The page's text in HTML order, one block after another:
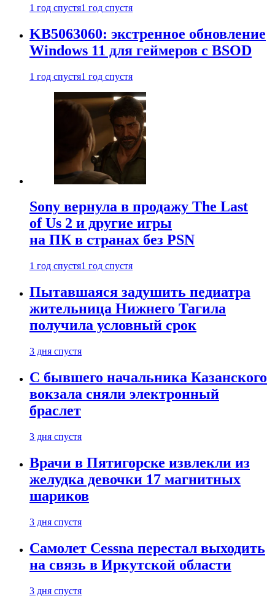
1 год спустя1 год спустя
KB5063060: экстренное обновление
Windows 11 для геймеров с BSOD
1 год спустя1 год спустя
Sony вернула в продажу The Last
of Us 2 и другие игры
на ПК в странах без PSN
1 год спустя1 год спустя
Пытавшаяся задушить педиатра
жительница Нижнего Тагила
получила условный срок
3 дня спустя
С бывшего начальника Казанского
вокзала сняли электронный
браслет
3 дня спустя
Врачи в Пятигорске извлекли из
желудка девочки 17 магнитных
шариков
3 дня спустя
Самолет Cessna перестал выходить
на связь в Иркутской области
3 дня спустя